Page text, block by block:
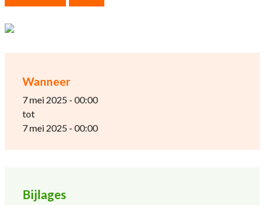
Wanneer
7 mei 2025 - 00:00
tot
7 mei 2025 - 00:00
Bijlages